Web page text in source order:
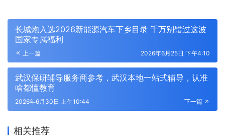
长城炮入选2026新能源汽车下乡目录 千万别错过这波
国家专属福利
上一篇 2026年6月25日 下午4:10
武汉保研辅导服务商参考，武汉本地一站式辅导，认准
啥都懂教育
下一篇
2026年6月30日 上午10:44
相关推荐